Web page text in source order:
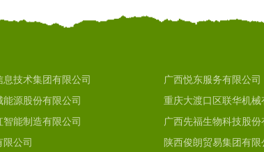
技术集团有限公司 广西悦东服务有限公司
源股份有限公司 重庆大渡口区联华机械
能制造有限公司 广西先福生物科技股份
公司 陕西俊朗贸易集团有限